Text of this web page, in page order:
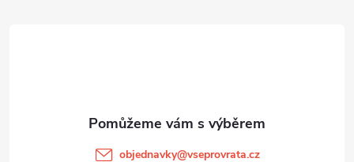
objednavky@vseprovrata.cz